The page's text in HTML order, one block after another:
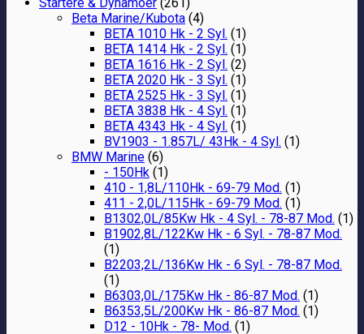
Beta Marine/Kubota (4)
BETA 1010 Hk - 2 Syl. (1)
BETA 1414 Hk - 2 Syl. (1)
BETA 1616 Hk - 2 Syl. (2)
BETA 2020 Hk - 3 Syl. (1)
BETA 2525 Hk - 3 Syl. (1)
BETA 3838 Hk - 4 Syl. (1)
BETA 4343 Hk - 4 Syl. (1)
BV1903 - 1.857L/ 43Hk - 4 Syl. (1)
BMW Marine (6)
- 150Hk (1)
410 - 1,8L/110Hk - 69-79 Mod. (1)
411 - 2,0L/115Hk - 69-79 Mod. (1)
B1302,0L/85Kw Hk - 4 Syl. - 78-87 Mod. (1)
B1902,8L/122Kw Hk - 6 Syl. - 78-87 Mod.
(1)
B2203,2L/136Kw Hk - 6 Syl. - 78-87 Mod.
(1)
B6303,0L/175Kw Hk - 86-87 Mod. (1)
B6353,5L/200Kw Hk - 86-87 Mod. (1)
D12 - 10Hk - 78- Mod. (1)